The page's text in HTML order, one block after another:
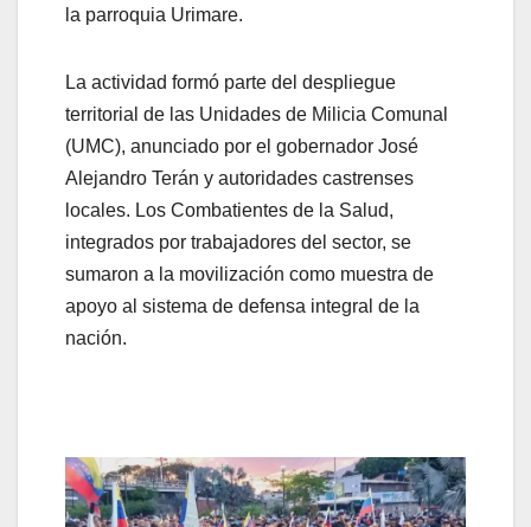
la parroquia Urimare.
La actividad formó parte del despliegue
territorial de las Unidades de Milicia Comunal
(UMC), anunciado por el gobernador José
Alejandro Terán y autoridades castrenses
locales. Los Combatientes de la Salud,
integrados por trabajadores del sector, se
sumaron a la movilización como muestra de
apoyo al sistema de defensa integral de la
nación.